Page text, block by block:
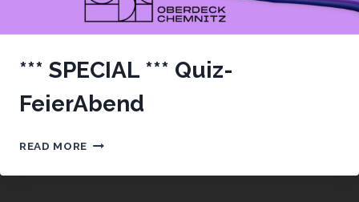
*** SPECIAL *** Quiz-
FeierAbend
READ MORE
***